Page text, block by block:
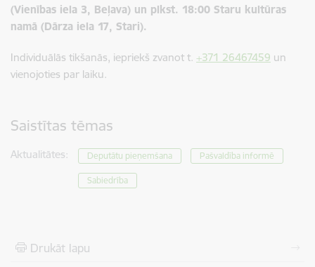
(Vienības iela 3, Beļava) un plkst. 18:00 Staru kultūras
namā (Dārza iela 17, Stari).
Individuālās tikšanās, iepriekš zvanot t. +371 26467459 un
vienojoties par laiku.
Saistītas tēmas
Aktualitātes: Deputātu pieņemšana Pašvaldība informē
Sabiedrība
Drukāt lapu